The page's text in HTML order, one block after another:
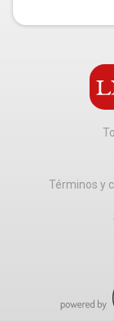
Términos y